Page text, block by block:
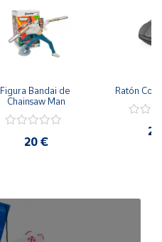
Figura Bandai de
Chainsaw Man
20 €
Ratón